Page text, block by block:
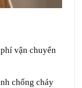
vận chuyển
chống cháy